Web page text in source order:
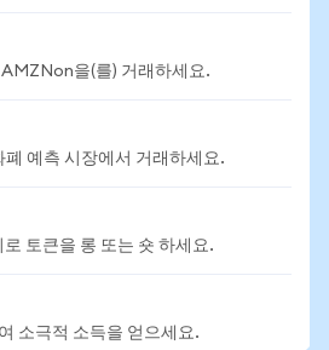
을(를) 거래하세요.
예측 시장에서 거래하세요.
토큰을 롱 또는 숏 하세요.
소극적 소득을 얻으세요.